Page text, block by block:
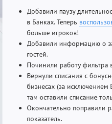
Добавили паузу
в Банках. Теперь
больше игроков!
Добавили информацию о
гостей.
Починили работу фильтра
Вернули списания с
бизнесах (за
там оставили списание
Окончательно поправили
показатель.